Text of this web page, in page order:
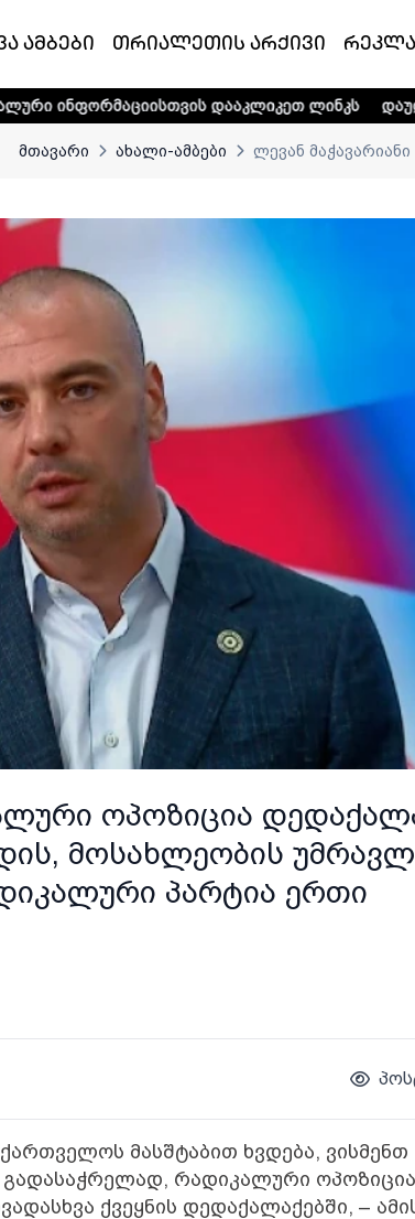
ამბები თრიალეთის არქივი
დააკლიკეთ ლინკს დაუდექით მხარში
მთავარი ახალი-ამბები ლევან მაჭავარიანი -
ოპოზიცია
მოსახლეობის
პარტია ერთი
მასშტაბით ხვდება, ვისმენთ
გადასაჭრელად, რადიკალური
ქვეყნის დედაქალაქებში, –